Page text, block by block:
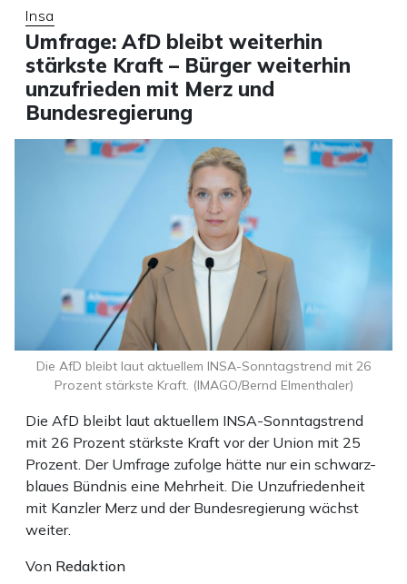
Insa
Umfrage: AfD bleibt weiterhin
stärkste Kraft – Bürger weiterhin
unzufrieden mit Merz und
Bundesregierung
Die AfD bleibt laut aktuellem INSA-Sonntagstrend
mit 26 Prozent stärkste Kraft vor der Union mit 25
Prozent. Der Umfrage zufolge hätte nur ein schwarz-
blaues Bündnis eine Mehrheit. Die Unzufriedenheit
mit Kanzler Merz und der Bundesregierung wächst
weiter.
Von Redaktion
Die AfD bleibt laut aktuellem INSA-Sonntagstrend mit 26
Prozent stärkste Kraft. (IMAGO/Bernd Elmenthaler)